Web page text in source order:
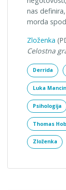
nas
morda
Zloženka
Celostna
Derrida
Luka
Psihologija
Thomas
Zloženka